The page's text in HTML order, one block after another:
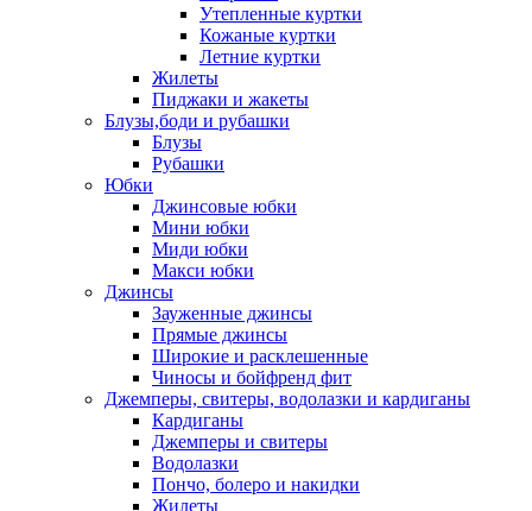
Утепленные куртки
Кожаные куртки
Летние куртки
Жилеты
Пиджаки и жакеты
Блузы,боди и рубашки
Блузы
Рубашки
Юбки
Джинсовые юбки
Мини юбки
Миди юбки
Макси юбки
Джинсы
Зауженные джинсы
Прямые джинсы
Широкие и расклешенные
Чиносы и бойфренд фит
Джемперы, свитеры, водолазки и кардиганы
Кардиганы
Джемперы и свитеры
Водолазки
Пончо, болеро и накидки
Жилеты